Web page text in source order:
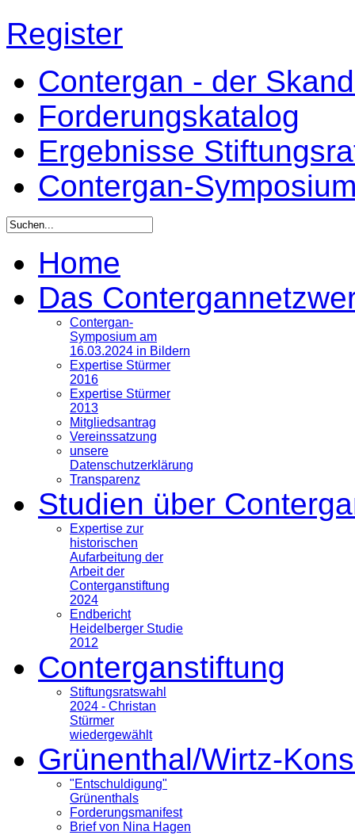
Register
Contergan - der
Forderungskatalog
Ergebnisse
Contergan-
Home
Das
Contergan-
Symposium am
16.03.2024 in Bildern
Expertise Stürmer
2016
Expertise Stürmer
2013
Mitgliedsantrag
Vereinssatzung
unsere
Datenschutzerklärung
Transparenz
Studien über
Expertise zur
historischen
Aufarbeitung der
Arbeit der
Conterganstiftung
2024
Endbericht
Heidelberger Studie
2012
Conterganstiftung
Stiftungsratswahl
2024 - Christan
Stürmer
wiedergewählt
Grünenthal/Wirtz-
"Entschuldigung"
Grünenthals
Forderungsmanifest
Brief von Nina Hagen